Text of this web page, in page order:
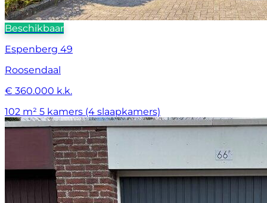
Beschikbaar
Espenberg 49
Roosendaal
€ 360.000 k.k.
102 m² 5 kamers (4 slaapkamers)